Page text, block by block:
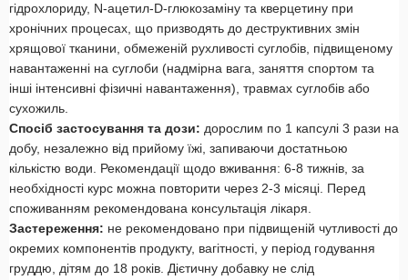
гідрохлориду, N-ацетил-D-глюкозаміну та кверцетину при
хронічних процесах, що призводять до деструктивних змін
хрящової тканини, обмеженій рухливості суглобів, підвищеному
навантаженні на суглоби (надмірна вага, заняття спортом та
інші інтенсивні фізичні навантаження), травмах суглобів або
сухожиль.
Спосіб застосування та дози: дорослим по 1 капсулі 3 рази на
добу, незалежно від прийому їжі, запиваючи достатньою
кількістю води. Рекомендації щодо вживання: 6-8 тижнів, за
необхідності курс можна повторити через 2-3 місяці. Перед
споживанням рекомендована консультація лікаря.
Застереження: не рекомендовано при підвищеній чутливості до
окремих компонентів продукту, вагітності, у період годування
груддю, дітям до 18 років. Дієтичну добавку не слід